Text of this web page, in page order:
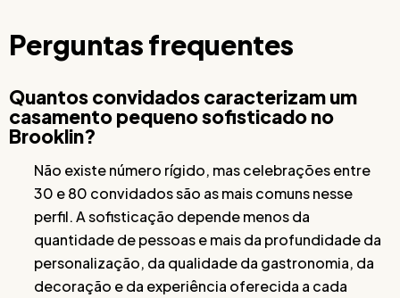
Perguntas frequentes
Quantos convidados caracterizam um
casamento pequeno sofisticado no
Brooklin?
Não existe número rígido, mas celebrações entre
30 e 80 convidados são as mais comuns nesse
perfil. A sofisticação depende menos da
quantidade de pessoas e mais da profundidade da
personalização, da qualidade da gastronomia, da
decoração e da experiência oferecida a cada